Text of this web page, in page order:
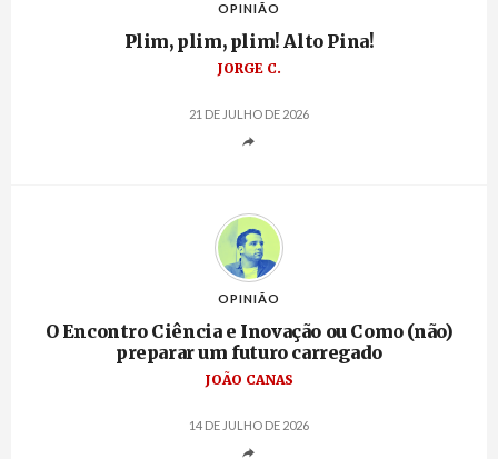
OPINIÃO
Plim, plim, plim! Alto Pina!
JORGE C.
21 DE JULHO DE 2026
OPINIÃO
O Encontro Ciência e Inovação ou Como (não)
preparar um futuro carregado
JOÃO CANAS
14 DE JULHO DE 2026